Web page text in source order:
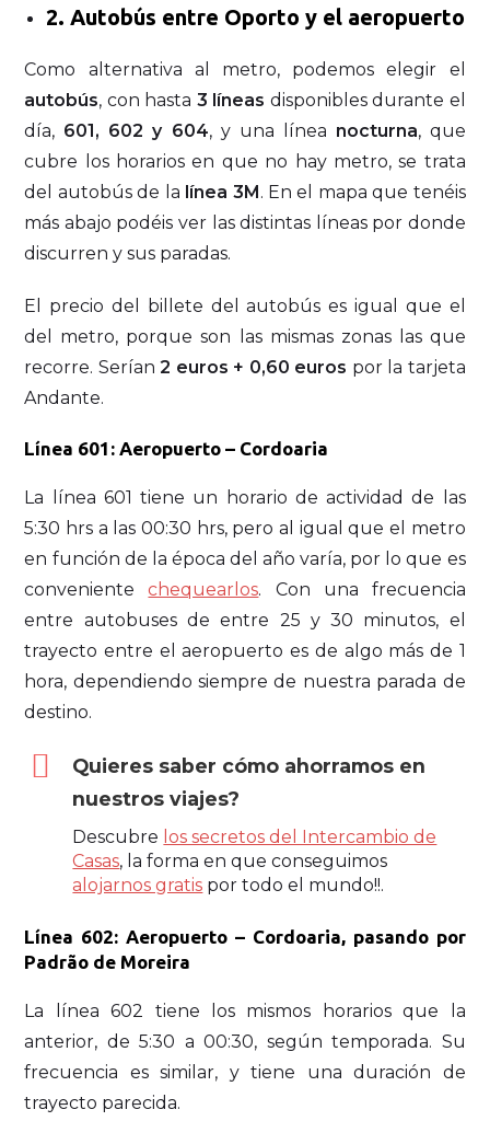
2. Autobús entre Oporto y el aeropuerto
Como alternativa al metro, podemos elegir el
autobús, con hasta 3 líneas disponibles durante el
día, 601, 602 y 604, y una línea nocturna, que
cubre los horarios en que no hay metro, se trata
del autobús de la línea 3M . En el mapa que tenéis
más abajo podéis ver las distintas líneas por donde
discurren y sus paradas.
El precio del billete del autobús es igual que el
del metro, porque son las mismas zonas las que
recorre. Serían2 euros + 0,60 euros por la tarjeta
Andante.
Línea 601: Aeropuerto – Cordoaria
La línea 601 tiene un horario de actividad de las
5:30 hrs a las 00:30 hrs, pero al igual que el metro
en función de la época del año varía, por lo que es
convenientechequearlos. Con una frecuencia
entre autobuses de entre 25 y 30 minutos, el
trayecto entre el aeropuerto es de algo más de 1
hora, dependiendo siempre de nuestra parada de
destino.
Quieres saber cómo ahorramos en
nuestros viajes?
Descubre los secretos del Intercambio de
Casas, la forma en que conseguimos
alojarnos gratis por todo el mundo!!.
Línea 602: Aeropuerto – Cordoaria, pasando por
Padrão de Moreira
La línea 602 tiene los mismos horarios que la
anterior, de 5:30 a 00:30, según temporada. Su
frecuencia es similar, y tiene una duración de
trayecto parecida.